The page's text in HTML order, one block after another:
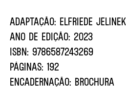
ADAPTAÇÃO: ELFRIEDE JELINEK
ANO DE EDIÇÃO: 2023
ISBN: 9786587243269
PÁGINAS: 192
ENCADERNAÇÃO: BROCHURA